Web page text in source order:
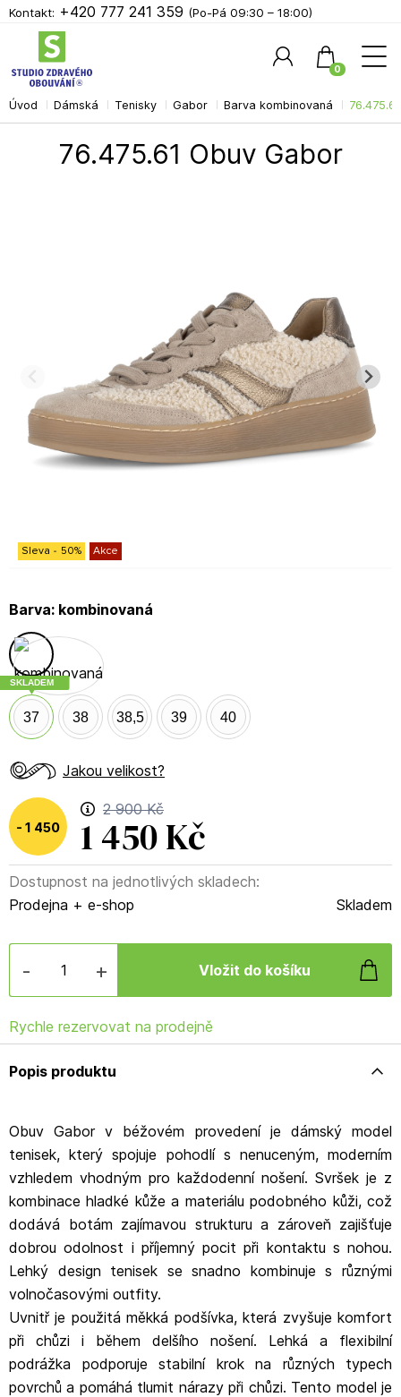
Úvod Dámská Tenisky Gabor Barva kombinovaná
76.475.61 Obuv Gabor
Akce
Sleva - 50%
Barva: kombinovaná
37
SKLADEM
38 38,5 39 40
Jakou velikost?
1 450 Kč
2 900 Kč
1 450
Kč(50% )
Dostupnost na jednotlivých skladech:
Prodejna + e-shop
Skladem
- +
Rychle rezervovat na prodejně
Popis produktu
Obuv Gabor v béžovém provedení je dámský model
tenisek, který spojuje pohodlí s nenuceným, moderním
vzhledem vhodným pro každodenní nošení. Svršek je z
kombinace hladké kůže a materiálu podobného kůži, což
dodává botám zajímavou strukturu a zároveň zajišťuje
dobrou odolnost i příjemný pocit při kontaktu s nohou.
Lehký design tenisek se snadno kombinuje s různými
volnočasovými outfity.
Uvnitř je použitá měkká podšívka, která zvyšuje komfort
při chůzi i během delšího nošení. Lehká a flexibilní
podrážka podporuje stabilní krok na různých typech
povrchů a pomáhá tlumit nárazy při chůzi. Tento model je
Kontakt: +420 777 241 359 (Po-Pá 09:30 – 18:00)
0